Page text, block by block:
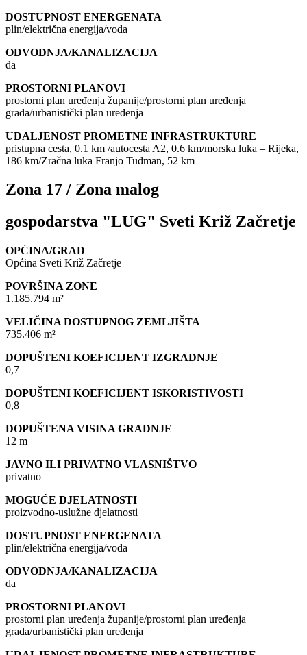
DOSTUPNOST ENERGENATA
plin/električna energija/voda
ODVODNJA/KANALIZACIJA
da
PROSTORNI PLANOVI
prostorni plan uređenja županije/prostorni plan uređenja
grada/urbanistički plan uređenja
UDALJENOST PROMETNE INFRASTRUKTURE
pristupna cesta, 0.1 km /autocesta A2, 0.6 km/morska luka – Rijeka,
186 km/Zračna luka Franjo Tuđman, 52 km
Zona 17 / Zona malog
gospodarstva "LUG" Sveti Križ Začretje
OPĆINA/GRAD
Općina Sveti Križ Začretje
POVRŠINA ZONE
1.185.794 m²
VELIČINA DOSTUPNOG ZEMLJIŠTA
735.406 m²
DOPUŠTENI KOEFICIJENT IZGRADNJE
0,7
DOPUŠTENI KOEFICIJENT ISKORISTIVOSTI
0,8
DOPUŠTENA VISINA GRADNJE
12 m
JAVNO ILI PRIVATNO VLASNIŠTVO
privatno
MOGUĆE DJELATNOSTI
proizvodno-uslužne djelatnosti
DOSTUPNOST ENERGENATA
plin/električna energija/voda
ODVODNJA/KANALIZACIJA
da
PROSTORNI PLANOVI
prostorni plan uređenja županije/prostorni plan uređenja
grada/urbanistički plan uređenja